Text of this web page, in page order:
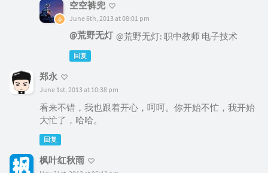
空空裤兜
June 6th, 2013 at 08:01 pm
@荒野无灯 @荒野无灯: 职中教师 电子技术
回复
郑永
June 1st, 2013 at 10:38 pm
看来不错，我也跟着开心，呵呵。你开始不忙，我开始
大忙了，哈哈。
回复
枫叶红秋雨